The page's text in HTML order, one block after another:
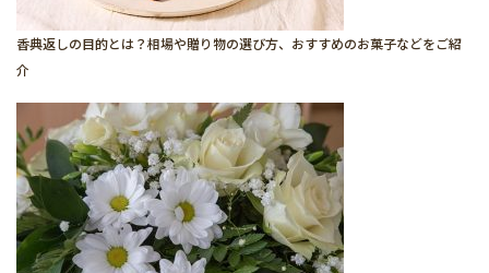
香典返しの目的とは？相場や贈り物の選び方、おすすめのお菓子などをご紹
介